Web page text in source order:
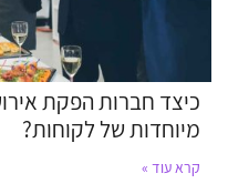
כיצד חברות הפקת
מיוחדות של לקוחות?
קרא עוד »